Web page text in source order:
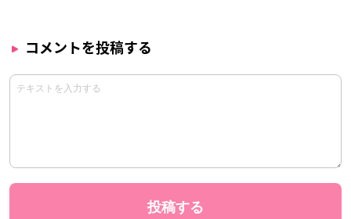
コメントを投稿する